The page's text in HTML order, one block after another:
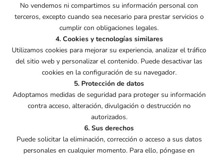
No vendemos ni compartimos su información personal con
terceros, excepto cuando sea necesario para prestar servicios o
cumplir con obligaciones legales.
4. Cookies y tecnologías similares
Utilizamos cookies para mejorar su experiencia, analizar el tráfico
del sitio web y personalizar el contenido. Puede desactivar las
cookies en la configuración de su navegador.
5. Protección de datos
Adoptamos medidas de seguridad para proteger su información
contra acceso, alteración, divulgación o destrucción no
autorizados.
6. Sus derechos
Puede solicitar la eliminación, corrección o acceso a sus datos
personales en cualquier momento. Para ello, póngase en